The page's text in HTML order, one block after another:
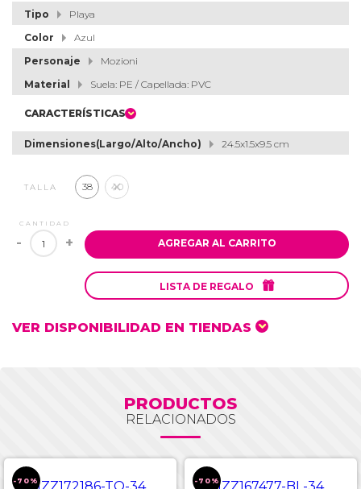
Tipo
Playa
Color
Azul
Personaje
Mozioni
Material
Suela: PE / Capellada: PVC
CARACTERÍSTICAS
Dimensiones(Largo/Alto/Ancho) 24.5x1.5x9.5 cm
TALLA 38 40
CANTIDAD
- + AGREGAR AL CARRITO
LISTA DE REGALO 
VER DISPONIBILIDAD EN TIENDAS
PRODUCTOS
RELACIONADOS
-70% -70%